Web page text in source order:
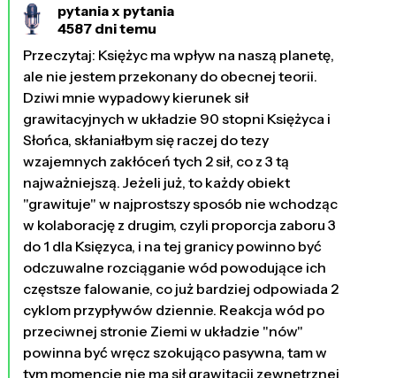
pytania x pytania
4587 dni temu
Przeczytaj: Księżyc ma wpływ na naszą planetę,
ale nie jestem przekonany do obecnej teorii.
Dziwi mnie wypadowy kierunek sił
grawitacyjnych w układzie 90 stopni Księżyca i
Słońca, skłaniałbym się raczej do tezy
wzajemnych zakłóceń tych 2 sił, co z 3 tą
najważniejszą. Jeżeli już, to każdy obiekt
"grawituje" w najprostszy sposób nie wchodząc
w kolaborację z drugim, czyli proporcja zaboru 3
do 1 dla Księzyca, i na tej granicy powinno być
odczuwalne rozciąganie wód powodujące ich
częstsze falowanie, co już bardziej odpowiada 2
cyklom przypływów dziennie. Reakcja wód po
przeciwnej stronie Ziemi w układzie "nów"
powinna być wręcz szokująco pasywna, tam w
tym momencie nie ma sił grawitacji zewnętrznej